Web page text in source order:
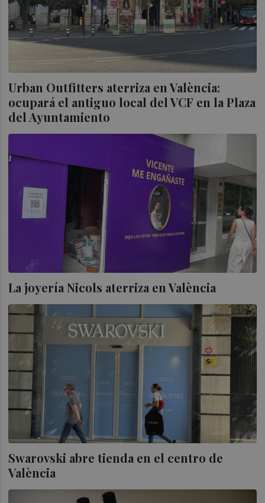
Urban Outfitters aterriza en València:
ocupará el antiguo local del VCF en la Plaza
del Ayuntamiento
La joyería Nicols aterriza en València
Swarovski abre tienda en el centro de
València